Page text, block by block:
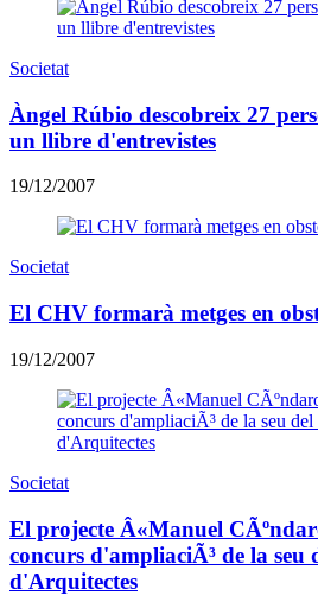
Societat
Àngel Rúbio descobreix 27
un llibre d'entrevistes
19/12/2007
Societat
El CHV formarà metges en
19/12/2007
Societat
El projecte Â«Manuel
concurs d'ampliaciÃ³ de la seu
d'Arquitectes